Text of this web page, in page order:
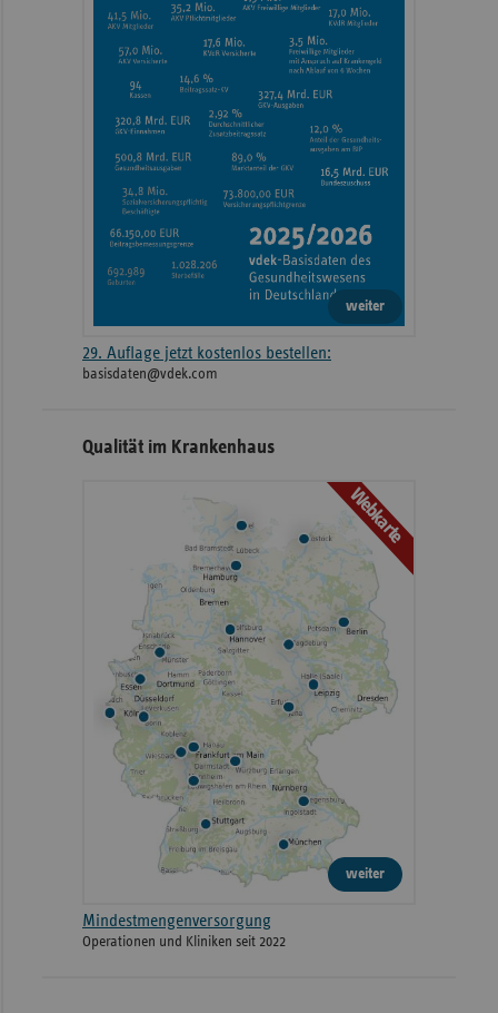
weiter
29. Auflage jetzt kostenlos bestellen:
basisdaten@vdek.com
Qualität im Krankenhaus
Webkarte
weiter
Mindestmengenversorgung
Operationen und Kliniken seit 2022